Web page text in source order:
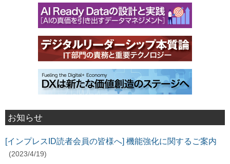
お知らせ
[インプレスID読者会員の皆様へ] 機能強化に関するご案内
(2023/4/19)